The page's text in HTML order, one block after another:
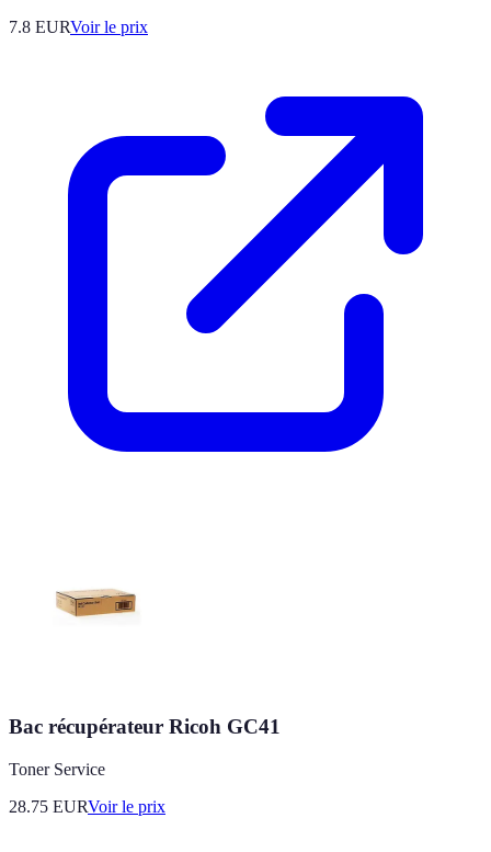
7.8 EURVoir le prix
Bac récupérateur Ricoh GC41
Toner Service
28.75 EURVoir le prix